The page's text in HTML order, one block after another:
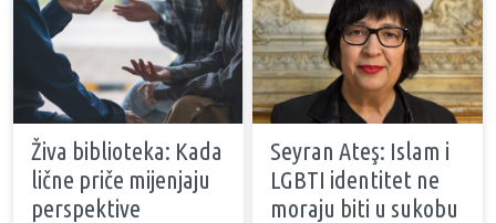
Živa biblioteka: Kada
lične priče mijenjaju
perspektive
Seyran Ateş: Islam i
LGBTI identitet ne
moraju biti u sukobu